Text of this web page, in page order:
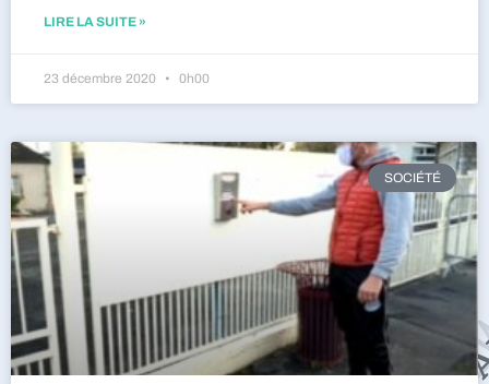
LIRE LA SUITE »
23 décembre 2020 0h00
SOCIÉTÉ